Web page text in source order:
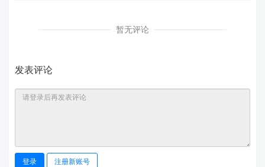
暂无评论
发表评论
登录 注册新账号